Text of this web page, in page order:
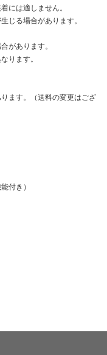
には適しません。
じる場合があります。
があります。
ります。
ます。（送料の変更はござ
付き）